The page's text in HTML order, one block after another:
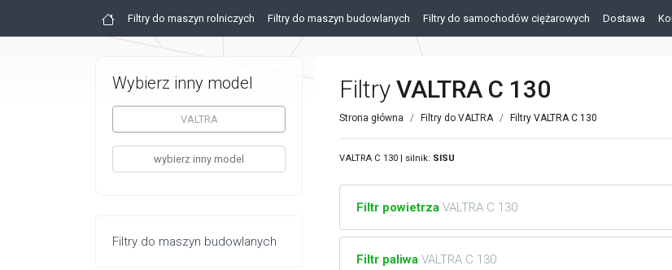
Filtry do maszyn rolniczych Filtry do maszyn budowlanych Filtry do samochodów ciężarowych Dostawa
Wybierz inny model
VALTRA
wybierz inny model
Filtry do maszyn budowlanych
Filtry VALTRA C 130
Strona główna Filtry do VALTRA Filtry VALTRA C 130
VALTRA C 130 | silnik: SISU
Filtr powietrza VALTRA C 130
Filtr paliwa VALTRA C 130